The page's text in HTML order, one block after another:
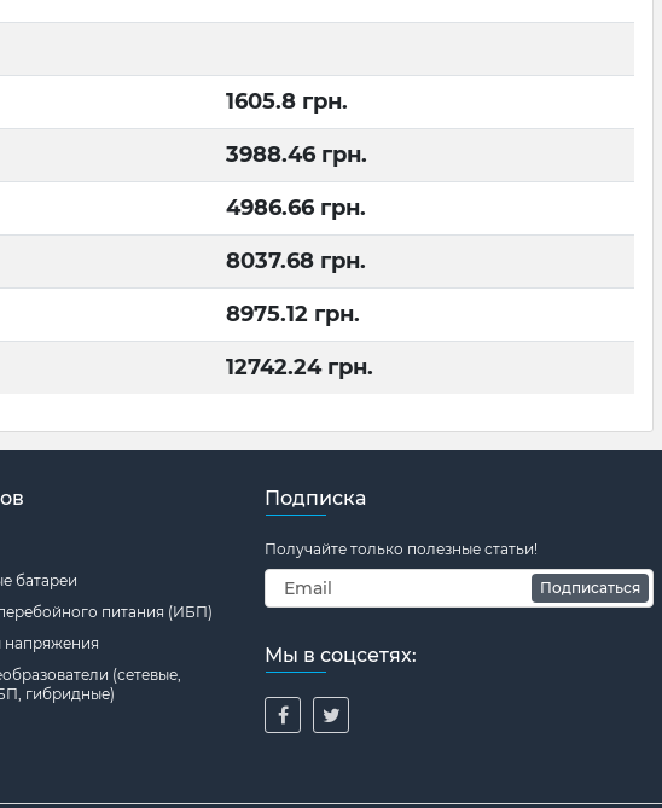
1605.8 грн.
3988.46 грн.
4986.66 грн.
8037.68 грн.
8975.12 грн.
12742.24 грн.
батареи
питания (ИБП)
напряжения
(сетевые,
гибридные)
Подписка
Получайте только полезные статьи!
Подписаться
Мы в соцсетях: